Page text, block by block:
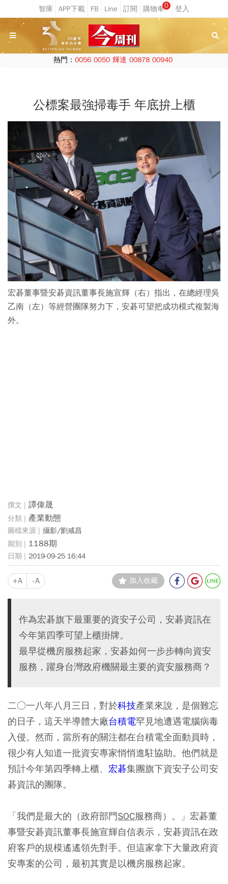
0
熱門： 0056 0050 輝達 00878 00940
公標案最強掃毒手 年底拚上櫃
宏碁董事暨安碁資訊董事長施宣輝（右）指出，在總經理吳
乙南（左）等經營團隊努力下，安碁可望把成功模式複製海
外。
譚偉晟
產業動態
攝影/劉咸昌
1188期
2019-09-25 16:44
+A -A 加入收藏
作為宏碁旗下最重要的資安子公司，安碁資訊在
今年第四季可望上櫃掛牌。
最早從機房服務起家，安碁如何一步步轉向資安
服務，躍身台灣政府機關最主要的資安服務商？
二○一八年八月三日，對於科技產業來說，是個難忘
的日子，這天半導體大廠台積電罕見地遭遇電腦病毒
入侵。然而，當所有的關注都在台積電全面動員時，
很少有人知道一批資安專家悄悄進駐協助。他們就是
預計今年第四季轉上櫃、 宏碁集團旗下資安子公司安
碁資訊的團隊。
「我們是最大的（政府部門SOC服務商）。」宏碁董
事暨安碁資訊董事長施宣輝自信表示，安碁資訊在政
府客戶的規模遙遙領先對手。但這家拿下大量政府資
安專案的公司，最初其實是以機房服務起家。